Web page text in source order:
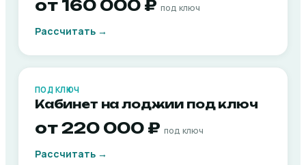
от 160 000 ₽ под ключ
Рассчитать →
ПОД КЛЮЧ
Кабинет на лоджии под ключ
от 220 000 ₽ под ключ
Рассчитать →